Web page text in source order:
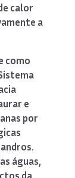
calor
a
como
e
por
águas,
da